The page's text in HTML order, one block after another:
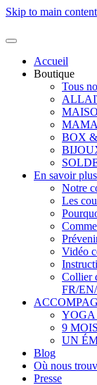
Skip to main content
Accueil
Boutique
Tous
BOX
En savoir plus
Notre
Les
Vidéo
Collier
FR/
9
UN
Blog
Où nous
Presse